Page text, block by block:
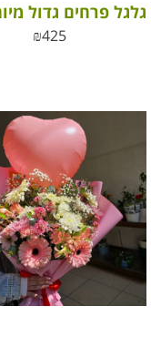
₪425